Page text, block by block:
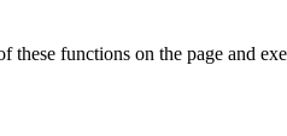
functions on the page and